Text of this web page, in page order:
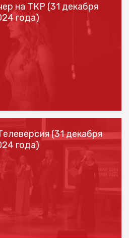
на ТКР (31 декабря
года)
(31 декабря
года)